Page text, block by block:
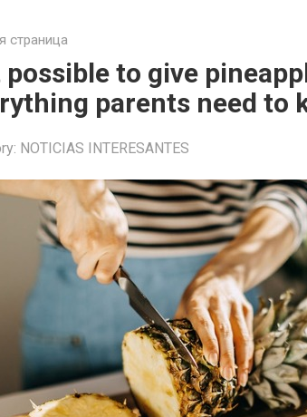
страница
possible to give
parents need to
NOTICIAS INTERESANTES